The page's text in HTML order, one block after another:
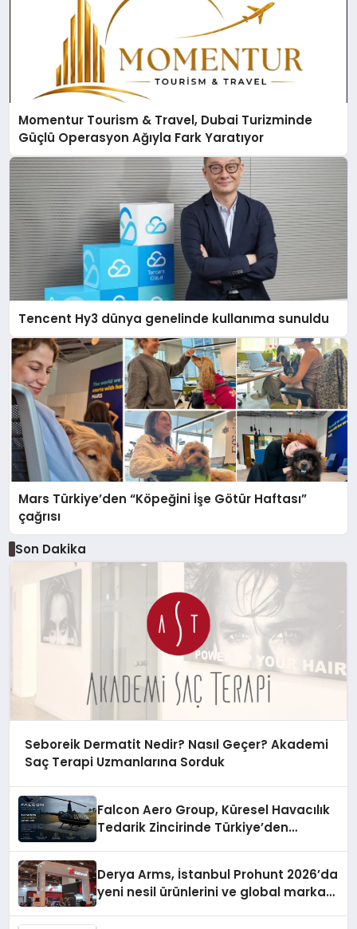
Momentur Tourism & Travel, Dubai Turizminde
Güçlü Operasyon Ağıyla Fark Yaratıyor
Tencent Hy3 dünya genelinde kullanıma sunuldu
Mars Türkiye’den “Köpeğini İşe Götür Haftası”
çağrısı
Son Dakika
Seboreik Dermatit Nedir? Nasıl Geçer? Akademi
Saç Terapi Uzmanlarına Sorduk
Falcon Aero Group, Küresel Havacılık
Tedarik Zincirinde Türkiye’den
Derya Arms, İstanbul Prohunt 2026’da
yeni nesil ürünlerini ve global marka